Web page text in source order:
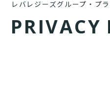
レバレジーズグループ・プ
PRIVACY